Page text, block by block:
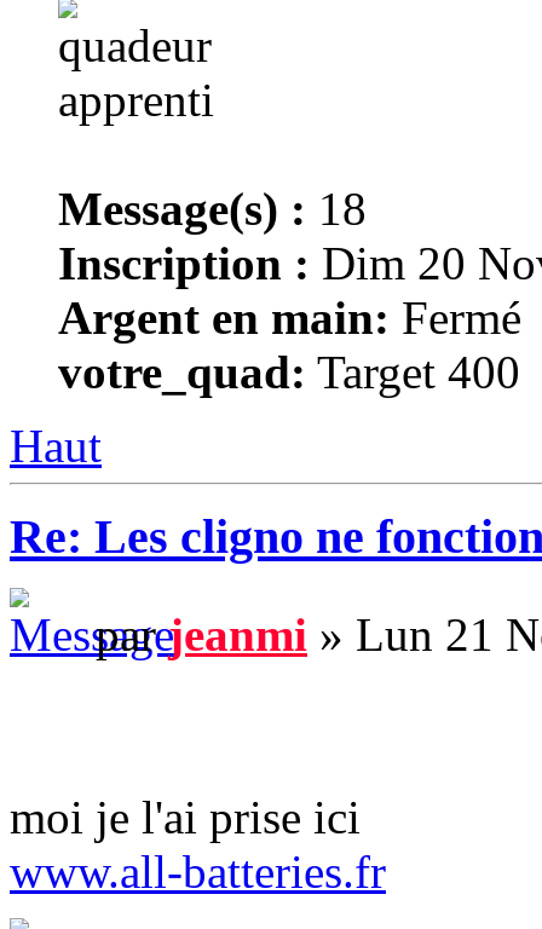
Message(s) : 18
Inscription : Dim 20
Argent en main: Fermé
votre_quad: Target 400
Haut
Re: Les cligno ne
parjeanmi » Lun 21
moi je l'ai prise ici
www.all-batteries.fr